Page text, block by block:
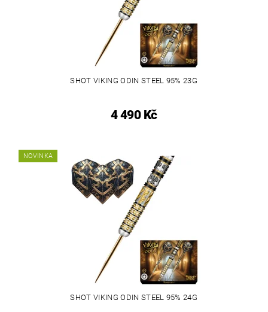
SHOT VIKING ODIN STEEL 95% 23G
4 490 Kč
NOVINKA
SHOT VIKING ODIN STEEL 95% 24G